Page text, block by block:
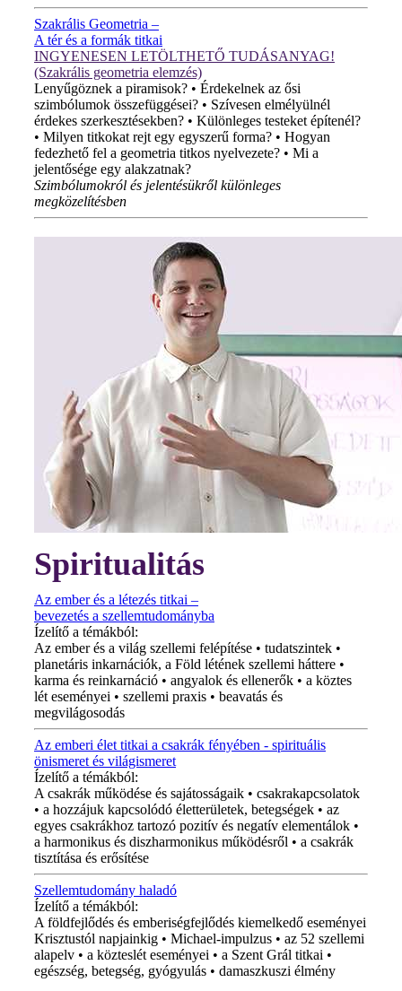
Szakrális Geometria –
A tér és a formák titkai
INGYENESEN LETÖLTHETŐ TUDÁSANYAG!
(Szakrális geometria elemzés)
Lenyűgöznek a piramisok? • Érdekelnek az ősi
szimbólumok összefüggései? • Szívesen elmélyülnél
érdekes szerkesztésekben? • Különleges testeket építenél?
• Milyen titkokat rejt egy egyszerű forma? • Hogyan
fedezhető fel a geometria titkos nyelvezete? • Mi a
jelentősége egy alakzatnak?
Szimbólumokról és jelentésükről különleges
megközelítésben
Spiritualitás
Az ember és a létezés titkai –
bevezetés a szellemtudományba
Ízelítő a témákból:
Az ember és a világ szellemi felépítése • tudatszintek •
planetáris inkarnációk, a Föld létének szellemi háttere •
karma és reinkarnáció • angyalok és ellenerők • a köztes
lét eseményei • szellemi praxis • beavatás és
megvilágosodás
Az emberi élet titkai a csakrák fényében - spirituális
önismeret és világismeret
Ízelítő a témákból:
A csakrák működése és sajátosságaik • csakrakapcsolatok
• a hozzájuk kapcsolódó életterületek, betegségek • az
egyes csakrákhoz tartozó pozitív és negatív elementálok •
a harmonikus és diszharmonikus működésről • a csakrák
tisztítása és erősítése
Szellemtudomány haladó
Ízelítő a témákból:
A földfejlődés és emberiségfejlődés kiemelkedő eseményei
Krisztustól napjainkig • Michael-impulzus • az 52 szellemi
alapelv • a közteslét eseményei • a Szent Grál titkai •
egészség, betegség, gyógyulás • damaszkuszi élmény